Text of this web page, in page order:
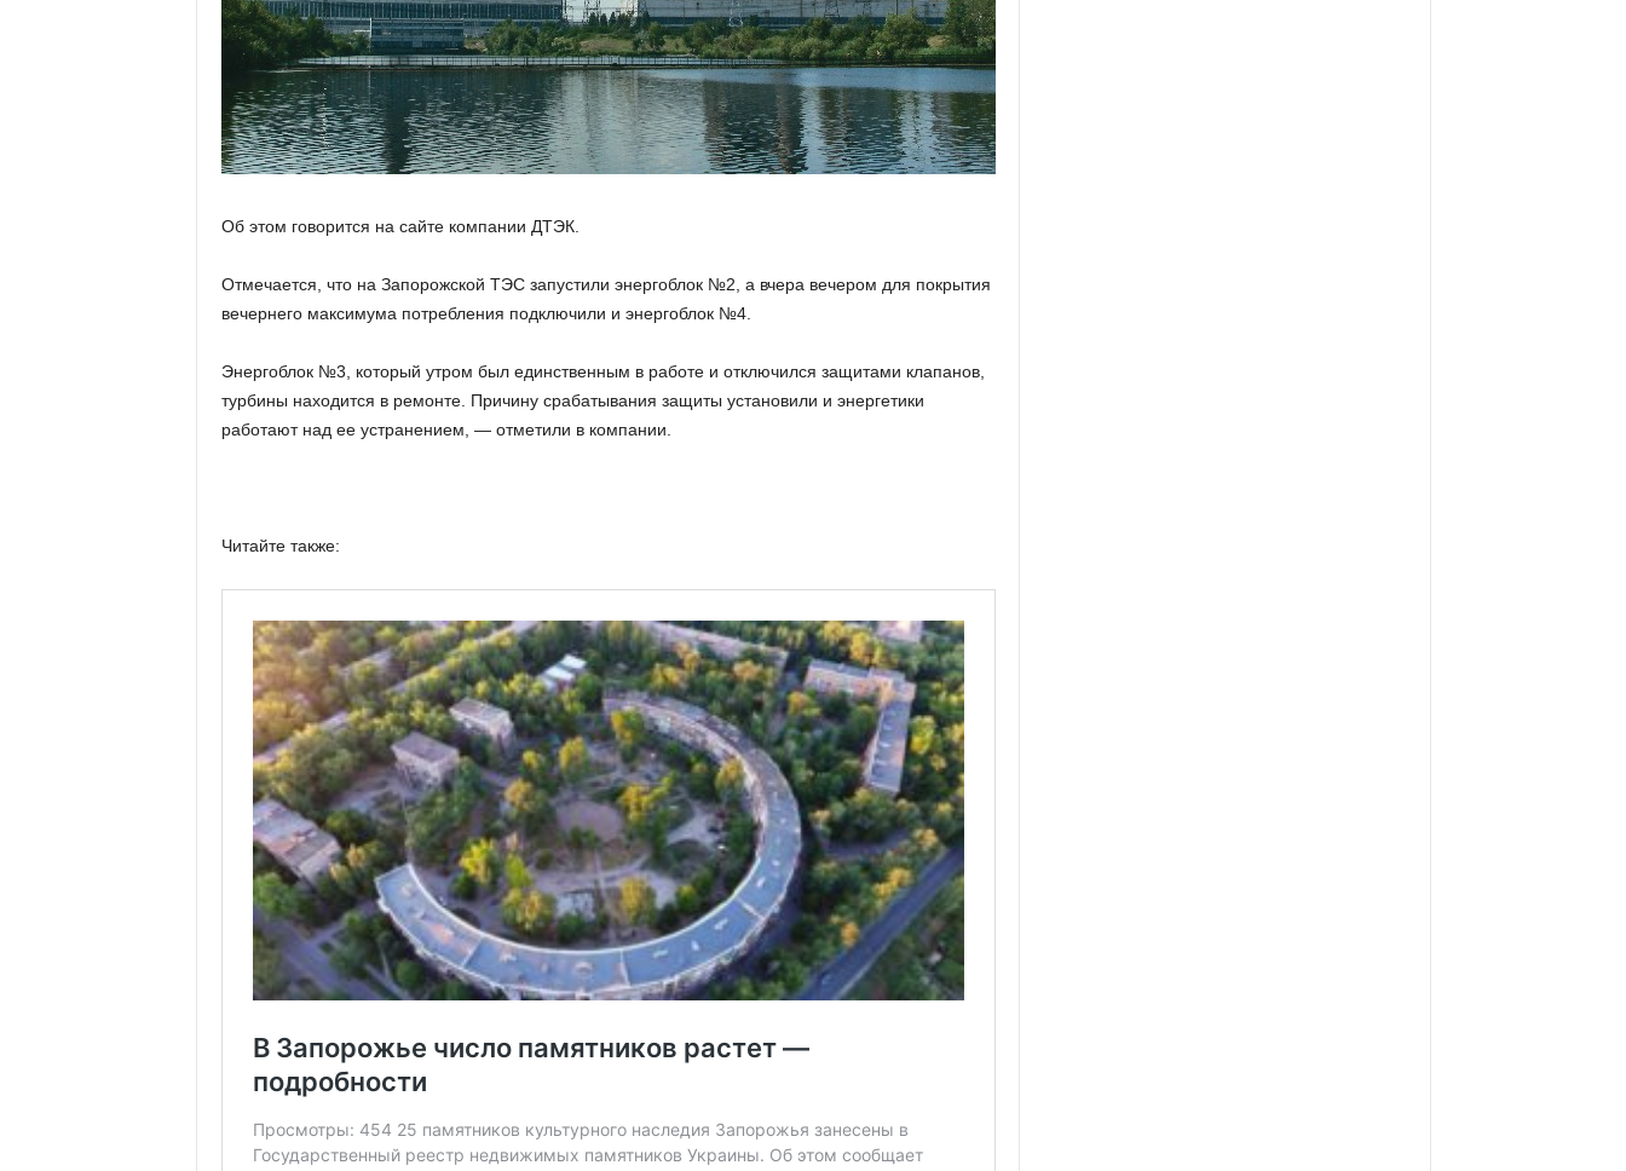
Об этом говорится на сайте компании ДТЭК.
Отмечается, что на Запорожской ТЭС запустили энергоблок №2, а вчера вечером для покрытия
вечернего максимума потребления подключили и энергоблок №4.
Энергоблок №3, который утром был единственным в работе и отключился защитами клапанов,
турбины находится в ремонте. Причину срабатывания защиты установили и энергетики
работают над ее устранением, — отметили в компании.
Читайте также: